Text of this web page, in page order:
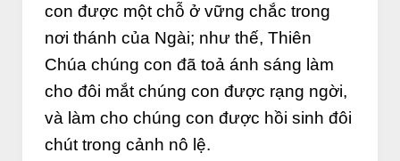
con được một chỗ ở vững chắc trong
nơi thánh của Ngài; như thế, Thiên
Chúa chúng con đã toả ánh sáng làm
cho đôi mắt chúng con được rạng ngời,
và làm cho chúng con được hồi sinh đôi
chút trong cảnh nô lệ.